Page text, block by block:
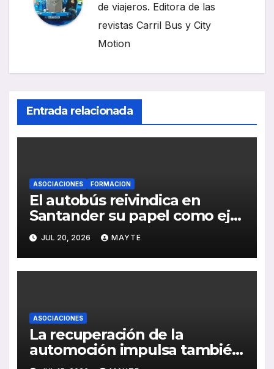
de viajeros. Editora de las
revistas Carril Bus y City
Motion
Entrada relacionada
ASOCIACIONES FORMACION
El autobús reivindica en
Santander su papel como eje
de la movilidad sostenible y la
cohesión territorial
JUL 20, 2026 MAYTE
ASOCIACIONES
La recuperación de la
automoción impulsa también
al sector del autocar: récord